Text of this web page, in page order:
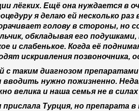
лёгких. Ещё она нуждается в
я делаю ей несколько
голову в стороны, но
обкладывая его
и слабенькое. Когда её
искривления позвоночника,
с таким диагнозом
нужно пожизненно.
велика и наша семья не в
прислала Турция, но препарата